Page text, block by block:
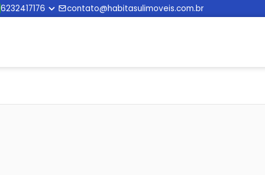
6232417176 contato@habitasulimoveis.com.br